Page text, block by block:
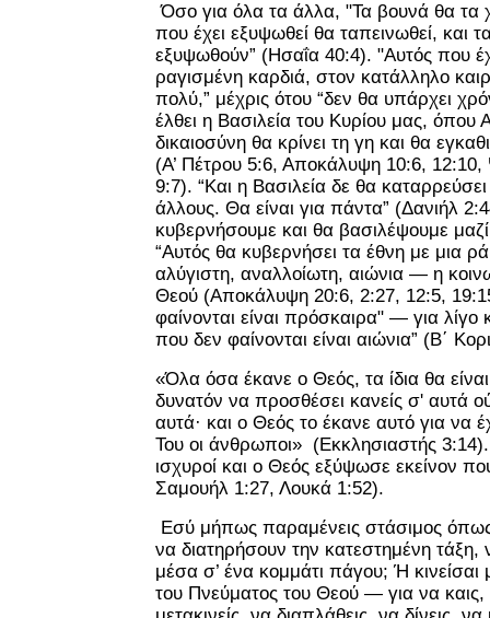
Όσο για όλα τα άλλα, "Τα βουνά θα τα
που έχει εξυψωθεί θα ταπεινωθεί, και
εξυψωθούν” (Ησαΐα 40:4). "Αυτός που
ραγισμένη καρδιά, στον κατάλληλο
πολύ,” μέχρις ότου “δεν θα υπάρχει
έλθει η Βασιλεία του Κυρίου μας,
δικαιοσύνη θα κρίνει τη γη και θα
(Α’ Πέτρου 5:6, Αποκάλυψη 10:6,
9:7). “Και η Βασιλεία δε θα
άλλους. Θα είναι για πάντα” (Δανιήλ
κυβερνήσουμε και θα βασιλέψουμε
“Αυτός θα κυβερνήσει τα έθνη με μια
αλύγιστη, αναλλοίωτη, αιώνια — η
Θεού (Αποκάλυψη 20:6, 2:27, 12:5,
φαίνονται είναι πρόσκαιρα" — για
που δεν φαίνονται είναι αιώνια” (Β΄
«Όλα όσα έκανε ο Θεός, τα ίδια θα είναι
δυνατόν να προσθέσει κανείς σ' αυτά
αυτά· και ο Θεός το έκανε αυτό για να
Του οι άνθρωποι» (Εκκλησιαστής
ισχυροί και ο Θεός εξύψωσε εκείνον
Σαμουήλ 1:27, Λουκά 1:52).
Εσύ μήπως παραμένεις στάσιμος όπως
να διατηρήσουν την κατεστημένη
μέσα σ’ ένα κομμάτι πάγου; Ή κινείσαι
του Πνεύματος του Θεού — για να